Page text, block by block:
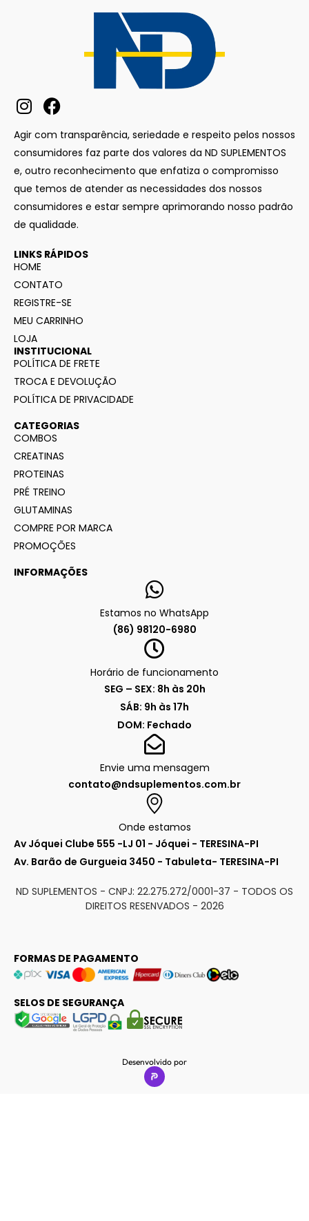
Agir com transparência, seriedade e respeito pelos nossos
consumidores faz parte dos valores da ND SUPLEMENTOS
e, outro reconhecimento que enfatiza o compromisso
que temos de atender as necessidades dos nossos
consumidores e estar sempre aprimorando nosso padrão
de qualidade.
LINKS RÁPIDOS
HOME
CONTATO
REGISTRE-SE
MEU CARRINHO
LOJA
INSTITUCIONAL
POLÍTICA DE FRETE
TROCA E DEVOLUÇÃO
POLÍTICA DE PRIVACIDADE
CATEGORIAS
COMBOS
CREATINAS
PROTEINAS
PRÉ TREINO
GLUTAMINAS
COMPRE POR MARCA
PROMOÇÕES
INFORMAÇÕES
Estamos no WhatsApp
(86) 98120-6980
Horário de funcionamento
SEG – SEX: 8h às 20h
SÁB: 9h às 17h
DOM: Fechado
Envie uma mensagem
contato@ndsuplementos.com.br
Onde estamos
Av Jóquei Clube 555 -LJ 01 - Jóquei - TERESINA-PI
Av. Barão de Gurgueia 3450 - Tabuleta- TERESINA-PI
ND SUPLEMENTOS - CNPJ: 22.275.272/0001-37 - TODOS OS
DIREITOS RESENVADOS - 2026
FORMAS DE PAGAMENTO
SELOS DE SEGURANÇA
Desenvolvido por